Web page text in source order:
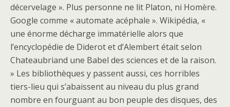
décervelage ». Plus personne ne lit Platon, ni Homère.
Google comme « automate acéphale ». Wikipédia, «
une énorme décharge immatérielle alors que
l’encyclopédie de Diderot et d’Alembert était selon
Chateaubriand une Babel des sciences et de la raison.
» Les bibliothèques y passent aussi, ces horribles
tiers-lieu qui s’abaissent au niveau du plus grand
nombre en fourguant au bon peuple des disques, des